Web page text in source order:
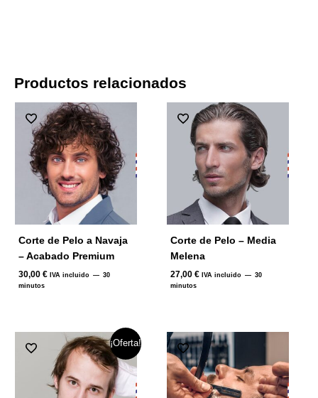
Productos relacionados
Corte de Pelo a Navaja
– Acabado Premium
30,00 € IVA incluido
30
minutos
Corte de Pelo – Media
Melena
27,00 € IVA incluido
30
minutos
¡Oferta!
precio
original
era:
750,00 €.
El
precio
actual
es:
600,00 €.